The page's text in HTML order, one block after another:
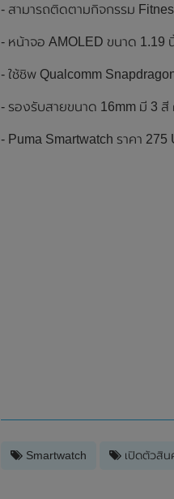
- สามารถติดตามกิจกรรม
- หน้าจอ AMOLED ขนาด 1.19
- ใช้ชิพ Qualcomm
- รองรับสายขนาด 16mm มี 3 สี
- Puma Smartwatch ราคา
Smartwatch เปิดตัวสิน